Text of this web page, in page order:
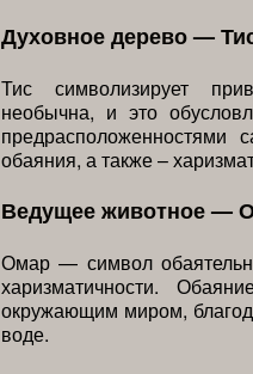
Духовное дерево —
Тис символизирует
необычна, и это
предрасположенностями
обаяния, а также –
Ведущее животное —
Омар — символ
харизматичности.
окружающим миром,
воде.